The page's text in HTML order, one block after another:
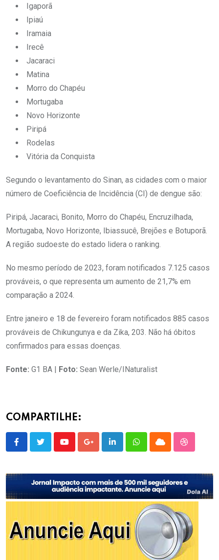
Igaporã
Ipiaú
Iramaia
Irecê
Jacaraci
Matina
Morro do Chapéu
Mortugaba
Novo Horizonte
Piripá
Rodelas
Vitória da Conquista
Segundo o levantamento do Sinan, as cidades com o maior
número de Coeficiência de Incidência (CI) de dengue são:
Piripá, Jacaraci, Bonito, Morro do Chapéu, Encruzilhada,
Mortugaba, Novo Horizonte, Ibiassucê, Brejões e Botuporã.
A região sudoeste do estado lidera o ranking.
No mesmo período de 2023, foram notificados 7.125 casos
prováveis, o que representa um aumento de 21,7% em
comparação a 2024.
Entre janeiro e 18 de fevereiro foram notificados 885 casos
prováveis de Chikungunya e da Zika, 203. Não há óbitos
confirmados para essas doenças.
Fonte: G1 BA | Foto: Sean Werle/INaturalist
COMPARTILHE:
YoutubeGoogle+LinkedInWhatsappCloud